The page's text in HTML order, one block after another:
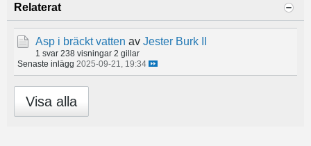
Relaterat
Asp i bräckt vatten av Jester Burk II
1 svar 238 visningar 2 gillar
Senaste inlägg 2025-09-21, 19:34
Visa alla